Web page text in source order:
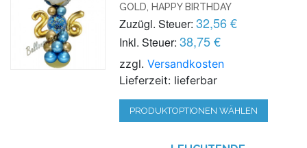
GOLD, HAPPY BIRTHDAY
Zuzügl. Steuer: 32,56 €
Inkl. Steuer: 38,75 €
zzgl.Versandkosten
Lieferzeit: lieferbar
PRODUKTOPTIONEN WÄHLEN